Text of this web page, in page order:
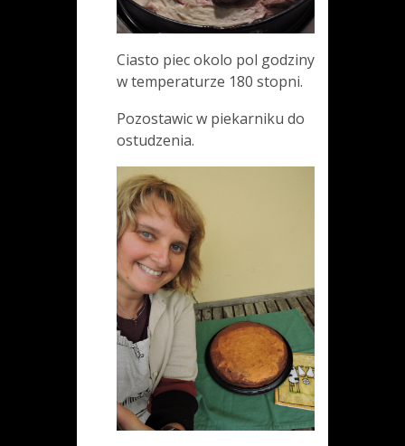
Ciasto piec okolo pol godziny
w temperaturze 180 stopni.
Pozostawic w piekarniku do
ostudzenia.